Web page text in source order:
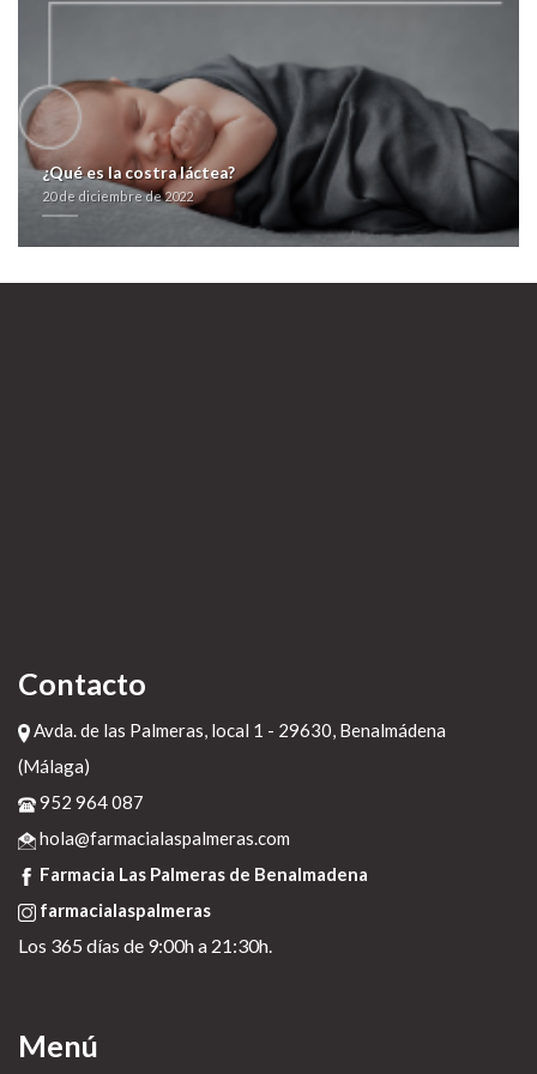
https://farmacialaspalmeras.com/laspalmerasmed-accutane-acnemin-
dercutane-flexresan-isdiben-isoacne-mayesta-genericos-comprar/
farmacialaspalmeras.com
Sitio oficial farmacialaspalmeras.com
Venta de
generico de clomid omifin 20 de diciembre de 2022
¿Qué es la costra láctea?
20 de diciembre de 2022
Contacto
Avda. de las Palmeras, local 1 - 29630, Benalmádena
(Málaga)
952 964 087
hola@farmacialaspalmeras.com
Farmacia Las Palmeras de Benalmadena
farmacialaspalmeras
Los 365 días de 9:00h a 21:30h.
Menú